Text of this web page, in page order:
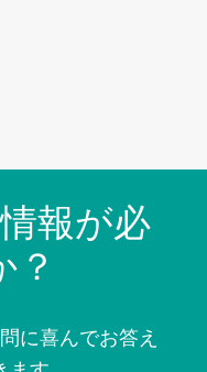
報が必
？
に喜んでお答え